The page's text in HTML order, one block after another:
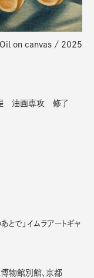
Oil on canvas / 2025
程 油画専攻 修了
で」イムラアートギャ
博物館別館、京都